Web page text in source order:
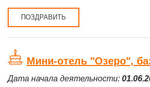
ПОЗДРАВИТЬ
Мини-отель "Озеро",
Дата начала деятельности: